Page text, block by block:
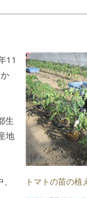
トマトの苗の植
11
生
地